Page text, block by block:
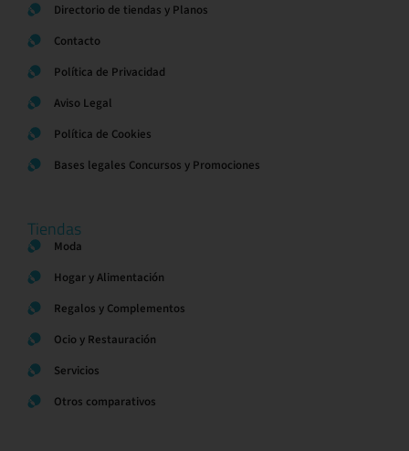
Directorio de tiendas y Planos
Contacto
Política de Privacidad
Aviso Legal
Política de Cookies
Bases legales Concursos y Promociones
Tiendas
Moda
Hogar y Alimentación
Regalos y Complementos
Ocio y Restauración
Servicios
Otros comparativos